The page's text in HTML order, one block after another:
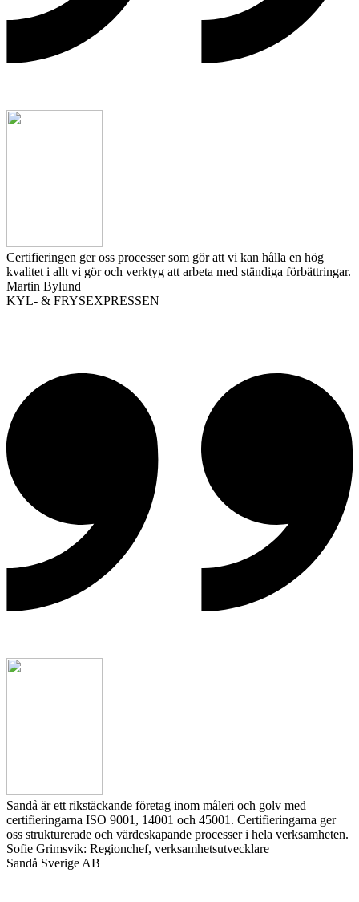
Certifieringen ger oss processer som gör att vi kan hålla en hög
kvalitet i allt vi gör och verktyg att arbeta med ständiga förbättringar.
Martin Bylund
KYL- & FRYSEXPRESSEN
Sandå är ett rikstäckande företag inom måleri och golv med
certifieringarna ISO 9001, 14001 och 45001. Certifieringarna ger
oss strukturerade och värdeskapande processer i hela verksamheten.
Sofie Grimsvik: Regionchef, verksamhetsutvecklare
Sandå Sverige AB